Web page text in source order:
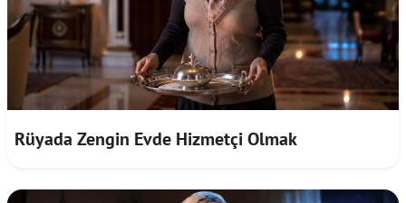
Rüyada Zengin Evde Hizmetçi Olmak